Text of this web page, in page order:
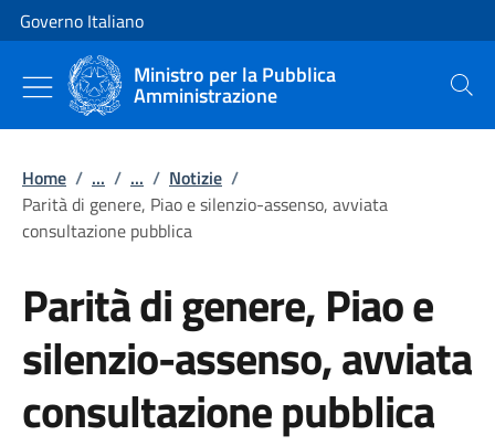
Vai al contenuto
Vai alla navigazione del sito
Governo Italiano
Ministro per la Pubblica
Amministrazione Cerca
Home / ... / ... / Notizie /
Parità di genere, Piao e silenzio-assenso, avviata
consultazione pubblica
Parità di genere, Piao e
silenzio-assenso, avviata
consultazione pubblica